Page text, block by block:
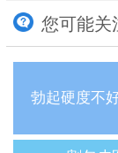
您可能关
勃起硬度不